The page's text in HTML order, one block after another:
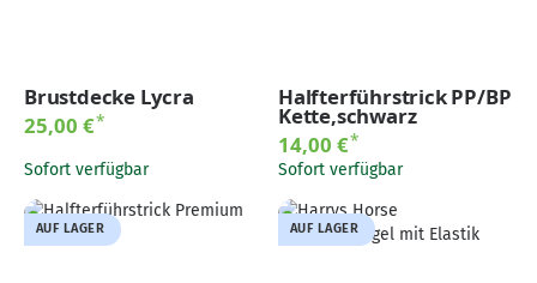
Brustdecke Lycra
25,00 €*
Sofort verfügbar
Halfterführstrick PP/BP
Kette,schwarz
14,00 €*
Sofort verfügbar
AUF LAGER AUF LAGER